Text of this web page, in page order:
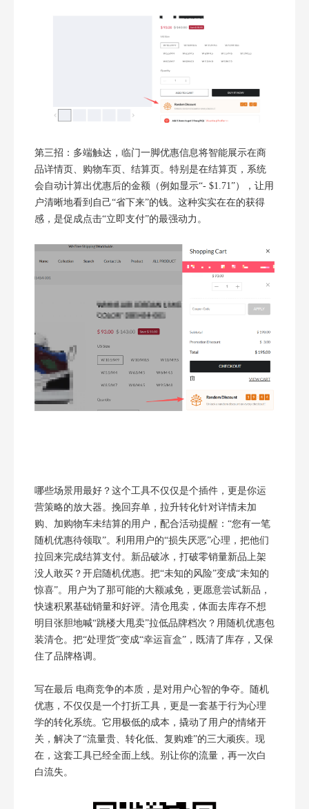
第三招：多端触达，临门一脚优惠信息将智能展示在商
品详情页、购物车页、结算页。特别是在结算页，系统
会自动计算出优惠后的金额（例如显示“- $1.71”），让用
户清晰地看到自己“省下来”的钱。这种实实在在的获得
感，是促成点击“立即支付”的最强动力。
哪些场景用最好？这个工具不仅仅是个插件，更是你运
营策略的放大器。挽回弃单，拉升转化针对详情未加
购、加购物车未结算的用户，配合活动提醒：“您有一笔
随机优惠待领取”。利用用户的“损失厌恶”心理，把他们
拉回来完成结算支付。新品破冰，打破零销量新品上架
没人敢买？开启随机优惠。把“未知的风险”变成“未知的
惊喜”。用户为了那可能的大额减免，更愿意尝试新品，
快速积累基础销量和好评。清仓甩卖，体面去库存不想
明目张胆地喊“跳楼大甩卖”拉低品牌档次？用随机优惠包
装清仓。把“处理货”变成“幸运盲盒”，既清了库存，又保
住了品牌格调。
写在最后 电商竞争的本质，是对用户心智的争夺。随机
优惠，不仅仅是一个打折工具，更是一套基于行为心理
学的转化系统。它用极低的成本，撬动了用户的情绪开
关，解决了“流量贵、转化低、复购难”的三大顽疾。现
在，这套工具已经全面上线。别让你的流量，再一次白
白流失。